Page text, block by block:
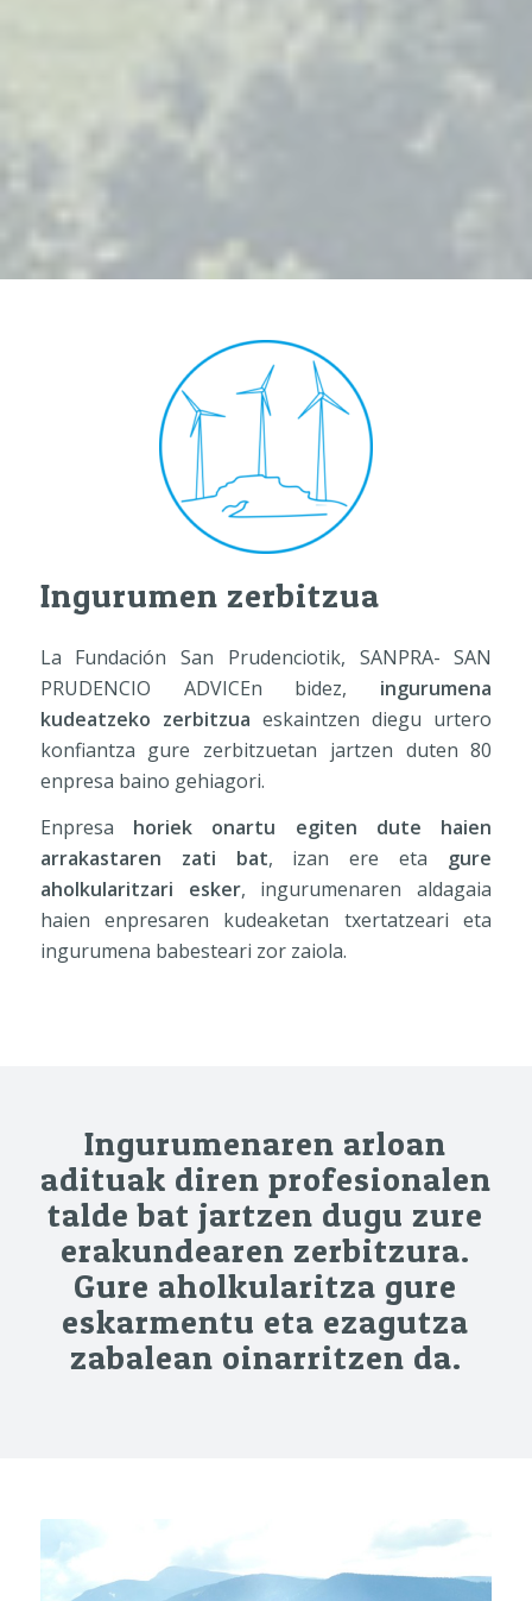
Ingurumen zerbitzua
La Fundación San Prudenciotik, SANPRA- SAN
PRUDENCIO ADVICEn bidez, ingurumena
kudeatzeko zerbitzua eskaintzen diegu urtero
konfiantza gure zerbitzuetan jartzen duten 80
enpresa baino gehiagori.
Enpresa horiek onartu egiten dute haien
arrakastaren zati bat, izan ere eta gure
aholkularitzari esker, ingurumenaren aldagaia
haien enpresaren kudeaketan txertatzeari eta
ingurumena babesteari zor zaiola.
Ingurumenaren arloan
adituak diren profesionalen
talde bat jartzen dugu zure
erakundearen zerbitzura.
Gure aholkularitza gure
eskarmentu eta ezagutza
zabalean oinarritzen da.